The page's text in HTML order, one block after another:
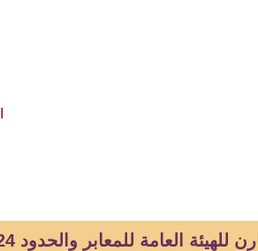
العامة للمعابر والحدود 2024-2025